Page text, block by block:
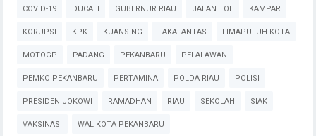
COVID-19 DUCATI GUBERNUR RIAU JALAN TOL KAMPAR
KORUPSI KPK KUANSING LAKALANTAS LIMAPULUH KOTA
MOTOGP PADANG PEKANBARU PELALAWAN
PEMKO PEKANBARU PERTAMINA POLDA RIAU POLISI
PRESIDEN JOKOWI RAMADHAN RIAU SEKOLAH SIAK
VAKSINASI WALIKOTA PEKANBARU